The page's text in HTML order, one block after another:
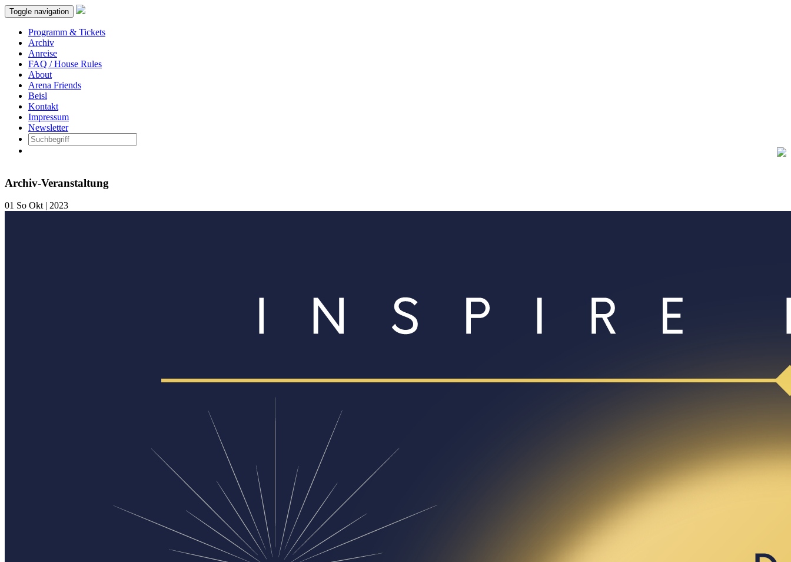
Toggle navigation
Programm & Tickets
Archiv
Anreise
FAQ / House Rules
About
Arena Friends
Beisl
Kontakt
Impressum
Newsletter
Archiv-Veranstaltung
01 So Okt | 2023